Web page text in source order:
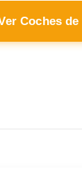
Coches